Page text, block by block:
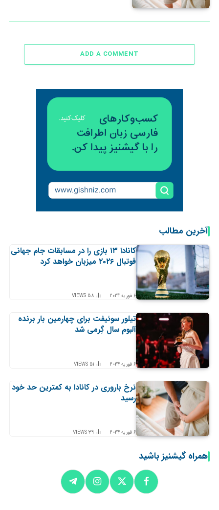
ADD A COMMENT
آخرین مطالب
کانادا ۱۳ بازی را در مسابقات جام جهانی
فوتبال ۲۰۲۶ میزبان خواهد کرد
6 فوریه 2024 58
VIEWS
تیلور سوئیفت برای چهارمین بار برنده
آلبوم سال گِرمی شد
6 فوریه 2024 51
VIEWS
نرخ باروری در کانادا به کمترین حد خود
رسید
6 فوریه 2024 39
VIEWS
همراه گیشنیز باشید